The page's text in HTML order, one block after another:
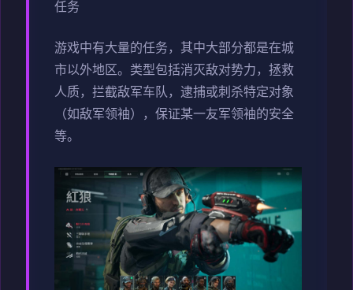
任务
游戏中有大量的任务，其中大部分都是在城
市以外地区。类型包括消灭敌对势力，拯救
人质，拦截敌军车队，逮捕或刺杀特定对象
（如敌军领袖），保证某一友军领袖的安全
等。